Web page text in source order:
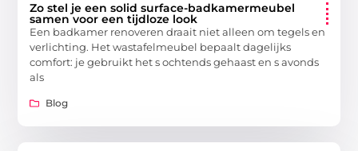
Zo stel je een solid surface-badkamermeubel
samen voor een tijdloze look
Een badkamer renoveren draait niet alleen om tegels en
verlichting. Het wastafelmeubel bepaalt dagelijks
comfort: je gebruikt het s ochtends gehaast en s avonds
als
Blog